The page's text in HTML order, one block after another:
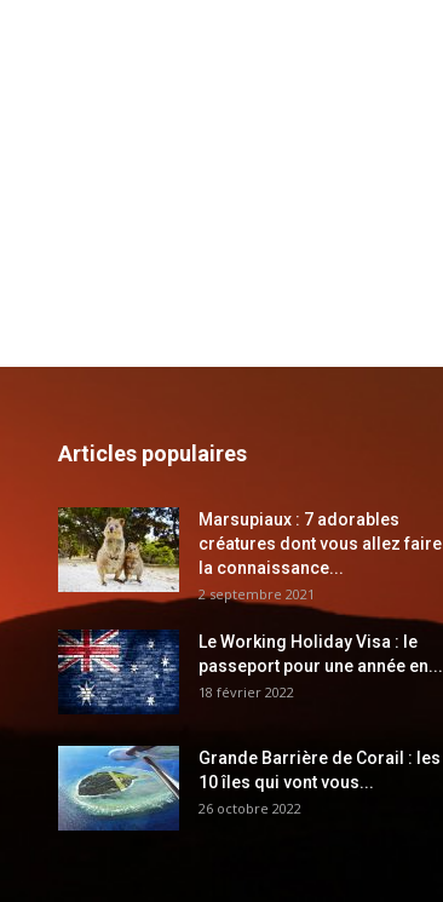
Articles populaires
Marsupiaux : 7 adorables
créatures dont vous allez faire
la connaissance...
2 septembre 2021
Le Working Holiday Visa : le
passeport pour une année en...
18 février 2022
Grande Barrière de Corail : les
10 îles qui vont vous...
26 octobre 2022